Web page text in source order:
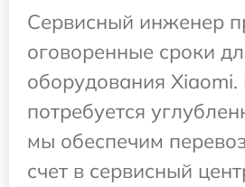
Сервисный инженер
оговоренные сроки
оборудования Xiaomi.
потребуется
мы обеспечим
счет в сервисный